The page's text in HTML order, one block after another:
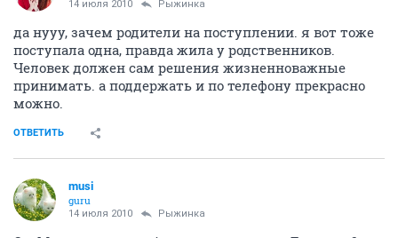
14 июля 2010 Рыжинка
да нууу, зачем родители на поступлении. я вот тоже
поступала одна, правда жила у родственников.
Человек должен сам решения жизненноважные
принимать. а поддержать и по телефону прекрасно
можно.
ОТВЕТИТЬ
musi
guru
14 июля 2010 Рыжинка